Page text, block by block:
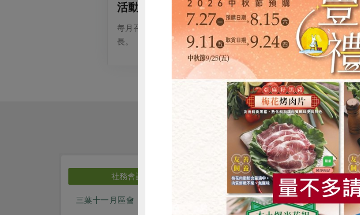
活動介紹
每月召開一次，由委員共同規劃站所的活動，並知悉總社、台南分
長。
相關活
社務會議
三葉十一月區會
社務會議
三葉十月區會
運委
惜食 RPET 食譜 減硝酸鹽